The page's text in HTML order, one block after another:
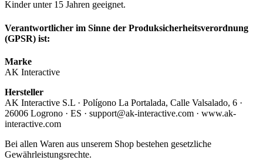
Kinder unter 15 Jahren geeignet.
Verantwortlicher im Sinne der Produksicherheitsverordnung
(GPSR) ist:
Marke
AK Interactive
Hersteller
AK Interactive S.L · Polígono La Portalada, Calle Valsalado, 6 ·
26006 Logrono · ES · support@ak-interactive.com · www.ak-
interactive.com
Bei allen Waren aus unserem Shop bestehen gesetzliche
Gewährleistungsrechte.